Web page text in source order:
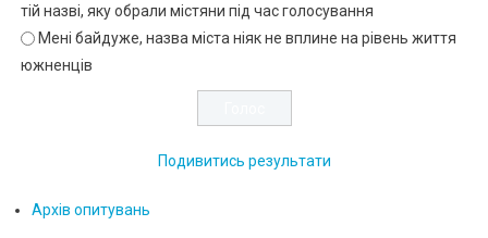
тій назві, яку обрали містяни під час голосування
Мені байдуже, назва міста ніяк не вплине на рівень життя
южненців
Подивитись результати
Архів опитувань